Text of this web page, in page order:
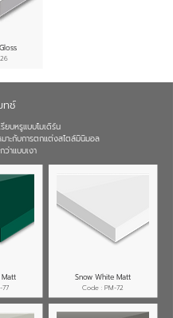
ทช์
ยบหรูแบบโมเดิร์น
าะกับการตกแต่งสไตล์มินิมอล
าแบบเงา
Snow White Matt
Code : PM-72